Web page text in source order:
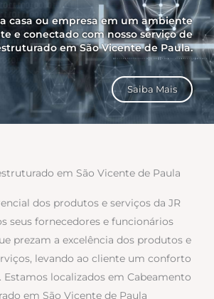
casa ou empresa em um ambiente
e conectado com nosso serviço de
em São Vicente de Paula.
Saiba Mais
em São Vicente de Paula
dos produtos e serviços da JR
seus fornecedores e funcionários
prezam a excelência dos produtos e
levando ao cliente um conforto
Estamos localizados em Cabeamento
em São Vicente de Paula